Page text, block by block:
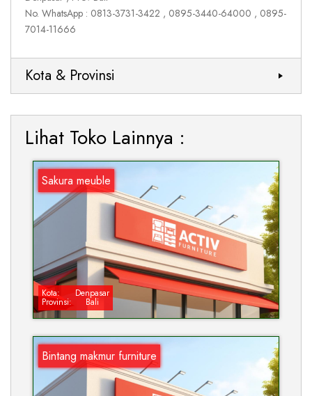
No. WhatsApp : 0813-3731-3422 , 0895-3440-64000 , 0895-
7014-11666
Kota & Provinsi
Lihat Toko Lainnya :
Sakura meuble
Kota: Denpasar
Provinsi: Bali
Bintang makmur furniture